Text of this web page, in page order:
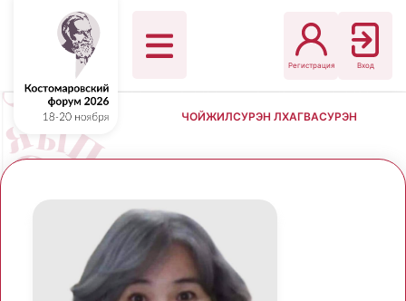
Регистрация Вход
ЧОЙЖИЛСУРЭН ЛХАГВАСУРЭН